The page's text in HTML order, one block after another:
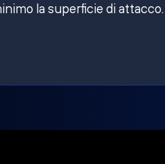
la superficie di attacco.